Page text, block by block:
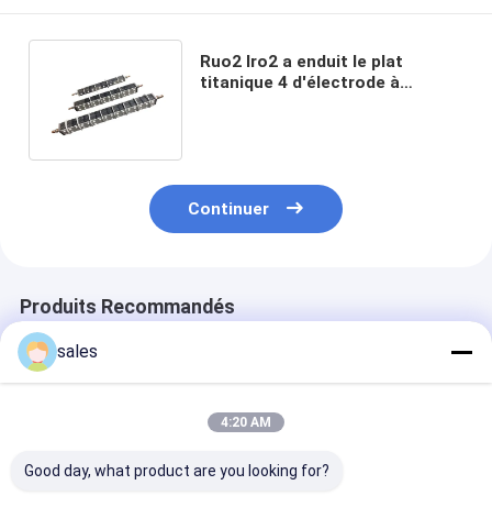
Ruo2 Iro2 a enduit le plat
titanique 4 d'électrode à
Continuer
Produits Recommandés
sales
4:20 AM
Good day, what product are you looking for?